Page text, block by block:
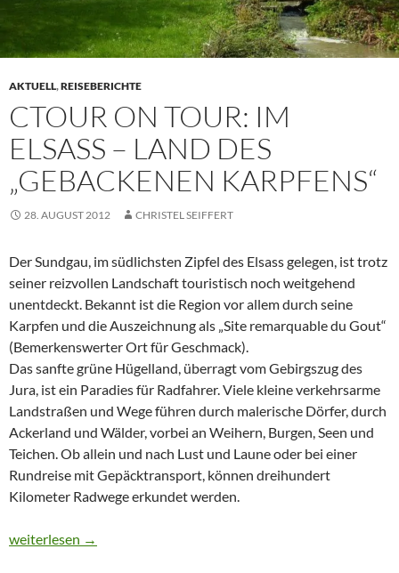
AKTUELL,REISEBERICHTE
CTOUR ON TOUR: IM
ELSASS – LAND DES
„GEBACKENEN KARPFENS“
28. AUGUST 2012 CHRISTEL SEIFFERT
Der Sundgau, im südlichsten Zipfel des Elsass gelegen, ist trotz
seiner reizvollen Landschaft touristisch noch weitgehend
unentdeckt. Bekannt ist die Region vor allem durch seine
Karpfen und die Auszeichnung als „Site remarquable du Gout“
(Bemerkenswerter Ort für Geschmack).
Das sanfte grüne Hügelland, überragt vom Gebirgszug des
Jura, ist ein Paradies für Radfahrer. Viele kleine verkehrsarme
Landstraßen und Wege führen durch malerische Dörfer, durch
Ackerland und Wälder, vorbei an Weihern, Burgen, Seen und
Teichen. Ob allein und nach Lust und Laune oder bei einer
Rundreise mit Gepäcktransport, können dreihundert
Kilometer Radwege erkundet werden.
CTOUR on Tour: Im Elsass – Land des „gebackenen Karpfens“
weiterlesen →